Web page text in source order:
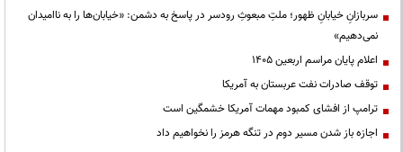
سربازانِ خیابانِ ظهور؛ ملتِ مبعوثِ رودسر در پاسخ به دشمن: «خیابان‌ها را به ناامیدان
نمی‌دهیم»
اعلام پایان مراسم اربعین ۱۴۰۵
توقف صادرات نفت عربستان به آمریکا
ترامپ از افشای کمبود مهمات آمریکا خشمگین است
اجازه باز شدن مسیر دوم در تنگه هرمز را نخواهیم داد